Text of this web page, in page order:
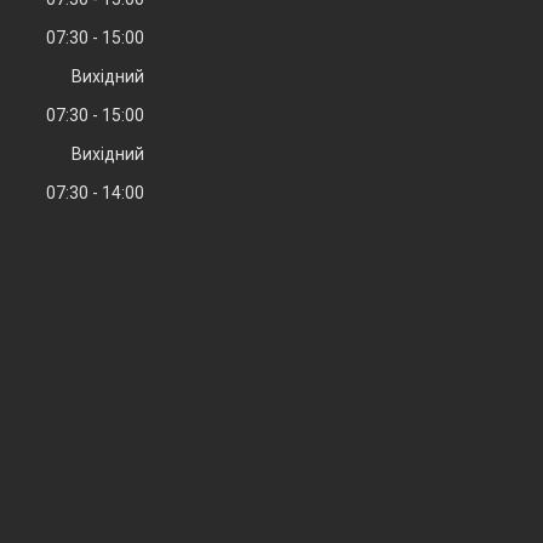
07:30
15:00
Вихідний
07:30
15:00
Вихідний
07:30 14:00